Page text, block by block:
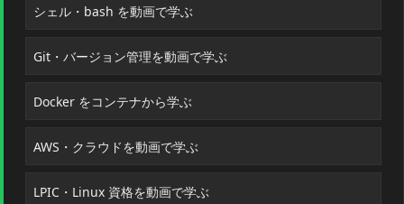
シェル・bash を動画で学ぶ
Git・バージョン管理を動画で学ぶ
Docker をコンテナから学ぶ
AWS・クラウドを動画で学ぶ
LPIC・Linux 資格を動画で学ぶ